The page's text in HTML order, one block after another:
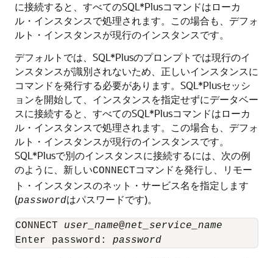
に接続すると、すべてのSQL*Plusコマンドはローカ
ル・インスタンスで処理されます。この場合も、デフォ
ルト・インスタンスが現行のインスタンスです。
デフォルトでは、SQL*Plusのプロンプトでは現行のイ
ンスタンスが識別されないため、正しいインスタンスに
コマンドを発行する必要があります。SQL*Plusセッシ
ョンを開始して、インスタンスを指定せずにデータベー
スに接続すると、すべてのSQL*Plusコマンドはローカ
ル・インスタンスで処理されます。この場合も、デフォ
ルト・インスタンスが現行のインスタンスです。
SQL*Plusで別のインスタンスに接続するには、次の例
のように、新しいCONNECTコマンドを発行し、リモー
ト・インスタンスのネット・サービス名を指定します
(passwordはパスワードです)。
CONNECT user_name@net_service_name
Enter password: password